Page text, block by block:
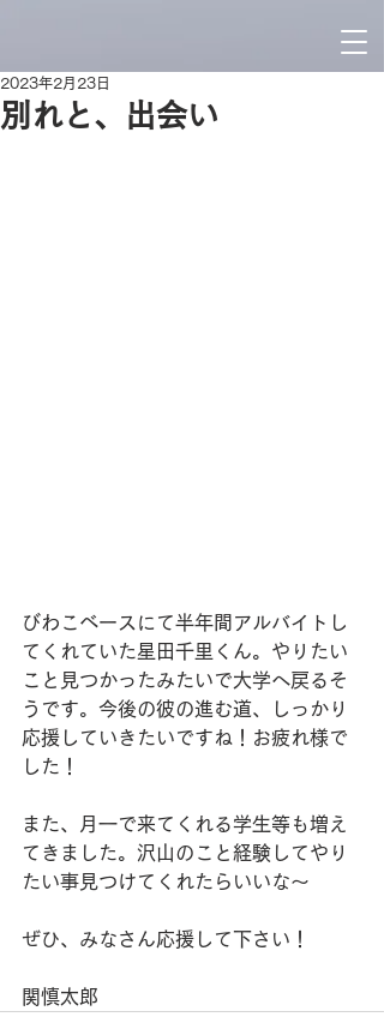
別れと、出会い
2023年2月23日
びわこベースにて半年間アルバイトし
てくれていた星田千里くん。やりたい
こと見つかったみたいで大学へ戻るそ
うです。今後の彼の進む道、しっかり
応援していきたいですね！お疲れ様で
した！
また、月一で来てくれる学生等も増え
てきました。沢山のこと経験してやり
たい事見つけてくれたらいいな〜
ぜひ、みなさん応援して下さい！
関慎太郎